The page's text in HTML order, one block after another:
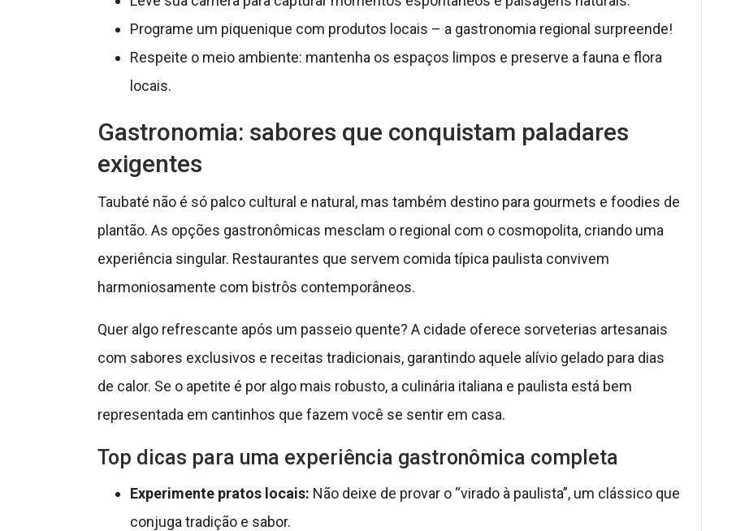
Programe um piquenique com produtos locais – a gastronomia regional surpreende!
Respeite o meio ambiente: mantenha os espaços limpos e preserve a fauna e flora
locais.
Gastronomia: sabores que conquistam paladares
exigentes
Taubaté não é só palco cultural e natural, mas também destino para gourmets e foodies de
plantão. As opções gastronômicas mesclam o regional com o cosmopolita, criando uma
experiência singular. Restaurantes que servem comida típica paulista convivem
harmoniosamente com bistrôs contemporâneos.
Quer algo refrescante após um passeio quente? A cidade oferece sorveterias artesanais
com sabores exclusivos e receitas tradicionais, garantindo aquele alívio gelado para dias
de calor. Se o apetite é por algo mais robusto, a culinária italiana e paulista está bem
representada em cantinhos que fazem você se sentir em casa.
Top dicas para uma experiência gastronômica completa
Experimente pratos locais: Não deixe de provar o “virado à paulista”, um clássico que
conjuga tradição e sabor.